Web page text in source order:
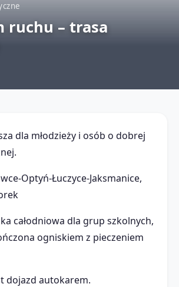
ruchu – trasa
dla młodzieży i osób o dobrej
Optyń-Łuczyce-Jaksmanice,
całodniowa dla grup szkolnych,
ogniskiem z pieczeniem
dojazd autokarem.